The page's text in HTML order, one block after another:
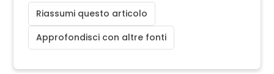
Riassumi questo articolo
Approfondisci con altre fonti